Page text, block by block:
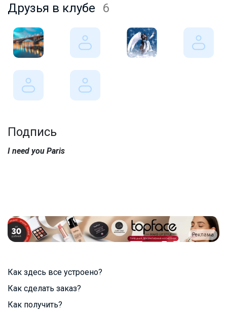
Друзья в клубе 6
Подпись
I need you Paris
Реклама
Как здесь все устроено?
Как сделать заказ?
Как получить?